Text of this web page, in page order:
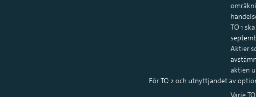
TO 1
Aktier
aktien
För TO 2 och utnyttjandet av
Varje